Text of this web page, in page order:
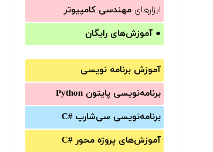
ابزارهای مهندسی کامپیوتر
● آموزش‌های رایگان
آموزش برنامه نویسی
برنامه‌نویسی پایتون Python
برنامه‌‌نویسی سی‌شارپ C#‎
آموزش‌های پروژه محور #C